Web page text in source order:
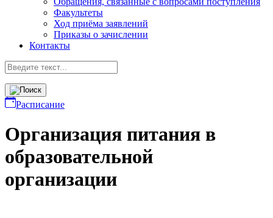
Факультеты
Ход приёма заявлений
Приказы о зачислении
Контакты
Расписание
Организация питания в
образовательной
организации